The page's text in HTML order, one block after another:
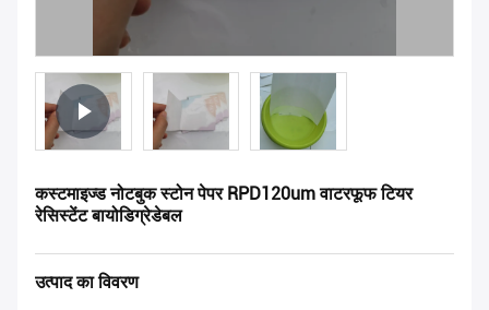
कस्टमाइज्ड नोटबुक स्टोन पेपर RPD120um वाटरफूफ टियर
रेसिस्टेंट बायोडिग्रेडेबल
उत्पाद का विवरण